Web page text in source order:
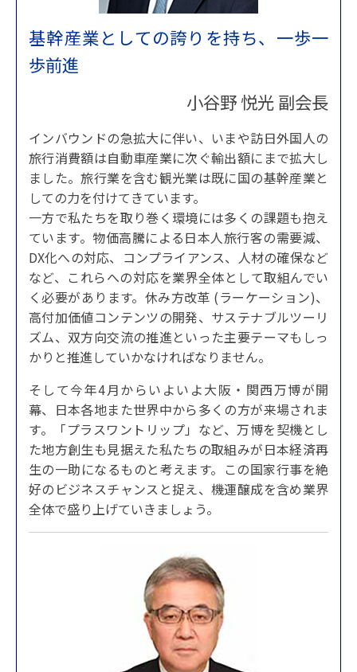
基幹産業としての誇りを持ち、一歩一
歩前進
小谷野 悦光 副会長
インバウンドの急拡大に伴い、いまや訪日外国人の
旅行消費額は自動車産業に次ぐ輸出額にまで拡大し
ました。旅行業を含む観光業は既に国の基幹産業と
しての力を付けてきています。
一方で私たちを取り巻く環境には多くの課題も抱え
ています。物価高騰による日本人旅行客の需要減、
DX化への対応、コンプライアンス、人材の確保など
など、これらへの対応を業界全体として取組んでい
く必要があります。休み方改革 (ラーケーション)、
高付加価値コンテンツの開発、サステナブルツーリ
ズム、双方向交流の推進といった主要テーマもしっ
かりと推進していかなければなりません。
そして今年4月からいよいよ大阪・関西万博が開
幕、日本各地また世界中から多くの方が来場されま
す。「プラスワントリップ」など、万博を契機とし
た地方創生も見据えた私たちの取組みが日本経済再
生の一助になるものと考えます。この国家行事を絶
好のビジネスチャンスと捉え、機運醸成を含め業界
全体で盛り上げていきましょう。